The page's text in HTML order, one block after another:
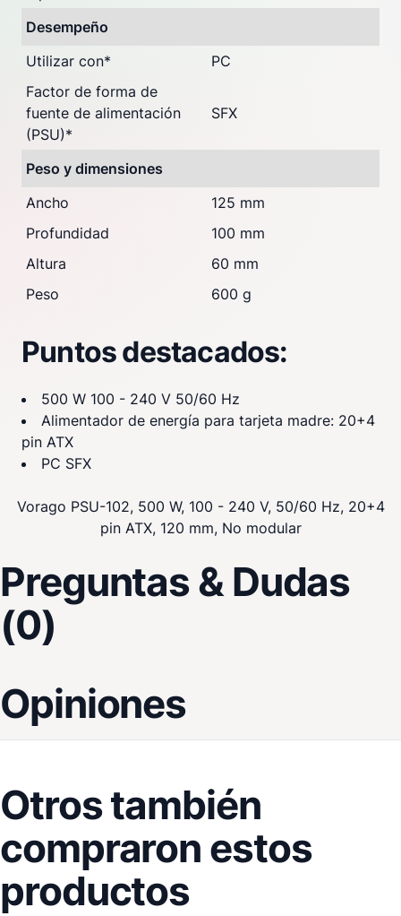
Desempeño
Utilizar con*
PC
Factor de forma de
fuente de alimentación
(PSU)*
SFX
Peso y dimensiones
Ancho
125 mm
Profundidad
100 mm
Altura
60 mm
Peso
600 g
Puntos destacados:
500 W 100 - 240 V 50/60 Hz
Alimentador de energía para tarjeta madre: 20+4
pin ATX
PC SFX
Vorago PSU-102, 500 W, 100 - 240 V, 50/60 Hz, 20+4
pin ATX, 120 mm, No modular
Preguntas & Dudas
(0)
Opiniones
Otros también
compraron estos
productos